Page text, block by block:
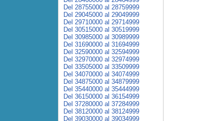
Del 28755000 al 28759999
Del 29045000 al 29049999
Del 29710000 al 29714999
Del 30515000 al 30519999
Del 30985000 al 30989999
Del 31690000 al 31694999
Del 32590000 al 32594999
Del 32970000 al 32974999
Del 33505000 al 33509999
Del 34070000 al 34074999
Del 34875000 al 34879999
Del 35440000 al 35444999
Del 36150000 al 36154999
Del 37280000 al 37284999
Del 38120000 al 38124999
Del 39030000 al 39034999